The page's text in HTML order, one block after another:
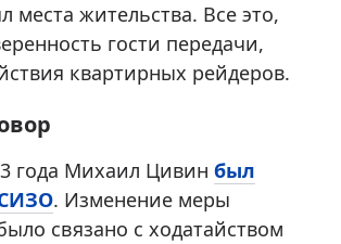
места жительства. Все это,
гости передачи,
квартирных рейдеров.
года Михаил Цивин был
. Изменение меры
связано с ходатайством